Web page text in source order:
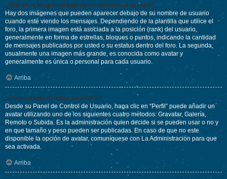
¿Qué es la imagen al lado de mi nombre de usuario?
Hay dos imágenes que pueden aparecer debajo de su nombre de usuario
cuando esté viendo los mensajes. Dependiendo de la plantilla que utilice el
foro, la primera imagen está asociada a la posición (rank) del usuario,
generalmente en forma de estrellas, bloques o puntos, indicando la cantidad
de mensajes publicados por usted o su estatus dentro del foro. La segunda,
usualmente una imagen más grande, es conocida como avatar y
generalmente es única o personal para cada usuario.
Arriba
¿Cómo puedo mostrar un avatar?
Desde su Panel de Control de Usuario, haga clic en “Perfil” puede añadir un
avatar utilizando uno de los siguientes cuatro métodos: Gravatar, Galería,
Remoto o Subida. Es la administración quien decide si se pueden usar o no y
en que tamaño y peso pueden ser publicadas. En caso de que no este
disponible la opción de avatar, comuníquese con La Administración para que
sea activada.
Arriba